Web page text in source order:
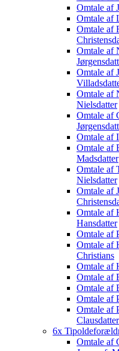
Omtale af
Omtale af
Omtale af
Omtale af
Omtale af
Omtale af
Nielsdatter
Omtale af
Omtale af
Omtale af
Madsdatter
Omtale af
Nielsdatter
Omtale af
Omtale af
Hansdatter
Omtale af
Omtale af
Christians
Omtale af
Omtale af
Omtale af
Omtale af
Omtale af
Clausdatter
6x
Omtale af